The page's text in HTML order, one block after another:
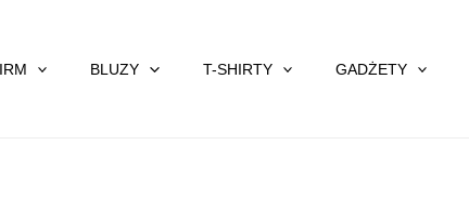
BLUZY T-SHIRTY GADŻETY